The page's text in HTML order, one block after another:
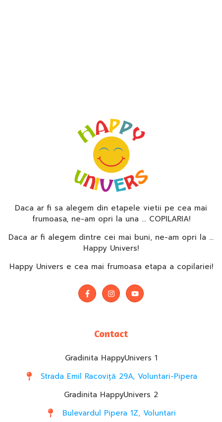
Daca ar fi sa alegem din etapele vietii pe cea mai
frumoasa, ne-am opri la una … COPILARIA!
Daca ar fi alegem dintre cei mai buni, ne-am opri la …
Happy Univers!
Happy Univers e cea mai frumoasa etapa a copilariei!
Contact
Gradinita HappyUnivers 1
Strada Emil Racoviță 29A, Voluntari-Pipera
Gradinita HappyUnivers 2
Bulevardul Pipera 1Z, Voluntari